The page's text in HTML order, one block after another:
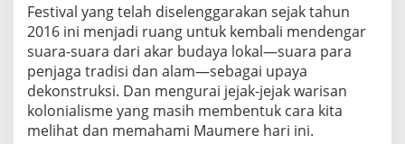
Festival yang telah diselenggarakan sejak tahun
2016 ini menjadi ruang untuk kembali mendengar
suara-suara dari akar budaya lokal—suara para
penjaga tradisi dan alam—sebagai upaya
dekonstruksi. Dan mengurai jejak-jejak warisan
kolonialisme yang masih membentuk cara kita
melihat dan memahami Maumere hari ini.